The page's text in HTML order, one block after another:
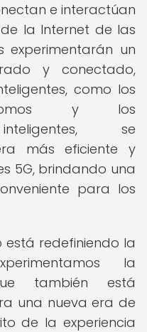
e interactúan
la Internet de las
experimentarán un
y conectado,
como los
y los
se
más eficiente y
5G, brindando una
para los
está redefiniendo la
la
también está
una nueva era de
de la experiencia